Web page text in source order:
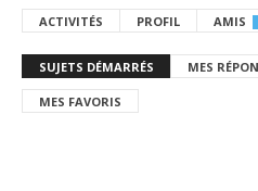
ACTIVITÉS PROFIL AMIS
SUJETS DÉMARRÉS MES
MES FAVORIS